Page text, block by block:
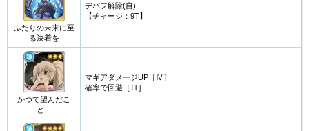
ふたりの未来に至
る決着を
デバフ解除(自)
【チャージ：9T】
かつて望んだこ
と…
マギアダメージUP［Ⅳ］
確率で回避［Ⅲ］